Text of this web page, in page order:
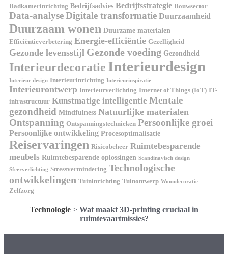
Badkamerinrichting Bedrijfsadvies Bedrijfsstrategie Bouwsector
Data-analyseDigitale transformatie Duurzaamheid
Duurzaam wonen Duurzame materialen
Efficiëntieverbetering Energie-efficiëntie Gezelligheid
Gezonde levensstijl Gezonde voeding Gezondheid
Interieurdecoratie Interieurdesign
Interieur design Interieurinrichting Interieurinspiratie
Interieurontwerp Interieurverlichting Internet of Things (IoT) IT-
infrastructuur Kunstmatige intelligentie Mentale
gezondheid Mindfulness Natuurlijke materialen
Ontspanning Ontspanningstechnieken Persoonlijke groei
Persoonlijke ontwikkeling Procesoptimalisatie
Reiservaringen Risicobeheer Ruimtebesparende
meubels Ruimtebesparende oplossingen Scandinavisch design
Sfeerverlichting Stressvermindering Technologische
ontwikkelingen Tuininrichting Tuinontwerp Woondecoratie
Zelfzorg
Technologie > Wat maakt 3D-printing cruciaal in
ruimtevaartmissies?